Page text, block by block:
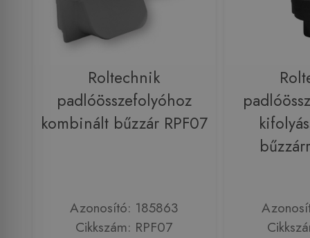
Roltechnik
padlóösszefolyóhoz
kombinált bűzzár RPF07
Azonosító: 185863
Cikkszám: RPF07